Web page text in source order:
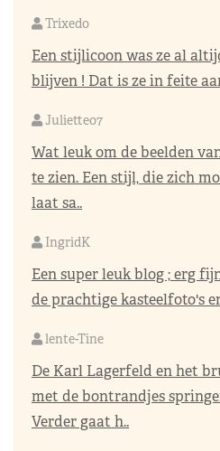
Trixedo
Een stijlicoon was ze al
blijven ! Dat is ze in feite
Juliette07
Wat leuk om de beelden
te zien. Een stijl, die zich
laat sa..
IngridK
Een super leuk blog ; erg
de prachtige kasteelfoto's
lente-Tine
De Karl Lagerfeld en het
met de bontrandjes
Verder gaat h..